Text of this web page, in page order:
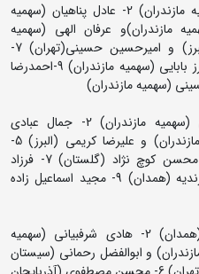
74 کیلوگرم: 1- حسین ابوذری (سهمیه مازندران) 2- عادل پناهیان (سهمیه
(سهمیه مازندران)و عرفان الهی (سهمیه
مازندران) 5- حسین محمدآقایی (البرز) و امیرحسین حسینی(تهران) 7-
مهران عسگری جلال (مرکزی) 8- فریبرز بابایی (سهمیه مازندران) 9-احمدرضا
79 کیلوگرم: 1- عبداله شیخ اعظمی (سهمیه مازندران) 2- جمال عبادی
(خوزستان) 3- امیرحسین کاووسی (مازندران) و علیرضا کریمی (البرز) 5-
محمدحسین نوروزیان (کردستان) و محسن کوچ نژاد (گلستان) 7- فرزاد
صفی جهانشاهی (کرمان) 8- عباس زندیه (همدان) 9- مجید اسماعیل زاده
86 کیلوگرم: 1- هادیی وفایی پور (همدان) 2- هادی شرفبیانی (سهمیه
مازندران) و ابوالفضل رحمانی (سیستان